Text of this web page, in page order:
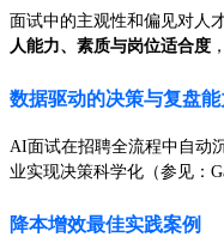
面试中的主观性和偏见对人
人能力、素质与岗位适合度
数据驱动的决策与复盘能
AI面试在招聘全流程中自动
业实现决策科学化（参见：
降本增效最佳实践案例